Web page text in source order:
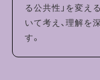
る公共性」を変え
いて考え、理解を
す。